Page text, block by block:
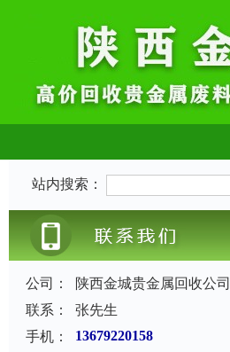
站内搜索：
公司：
陕西金城贵金属回收公司
联系：
张先生
手机：
13679220158